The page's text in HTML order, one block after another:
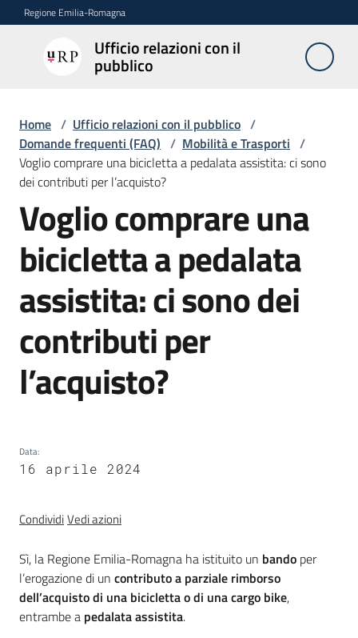
Vai al contenuto
Vai alla navigazione
Vai al footer
Regione Emilia-Romagna
Ufficio relazioni con il
pubblico
Ufficio
relazioni
pubblico
Novità
Servizi
dell'Urp
Accesso
e
trasparenza
frequenti
(FAQ)
P
r
s
o
n
Home / Ufficio relazioni con il pubblico /
Domande frequenti (FAQ) / Mobilità e Trasporti /
Voglio comprare una bicicletta a pedalata assistita: ci sono
dei contributi per l’acquisto?
Salta al contenuto
Voglio comprare una
bicicletta a pedalata
assistita: ci sono dei
contributi per
l’acquisto?
Data:
16 aprile 2024
CondividiVedi azioni
Sì, la Regione Emilia-Romagna ha istituito un bando per
l’erogazione di un contributo a parziale rimborso
dell’acquisto di una bicicletta o di una cargo bike,
entrambe a pedalata assistita.